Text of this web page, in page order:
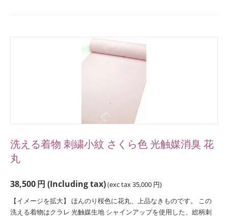
洗える着物 刺繍小紋 さくら色 光触媒消臭 花
丸
38,500円 (Including tax)(exc tax35,000 円)
【イメージを拡大】 ほんのり桜色に花丸、上品なきものです。 この
洗える着物はクラレ 光触媒生地 シャインアップを使用した、総柄刺